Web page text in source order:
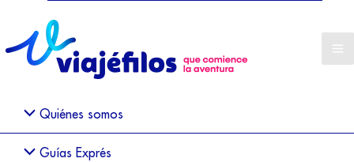
Quiénes somos
Guías Exprés